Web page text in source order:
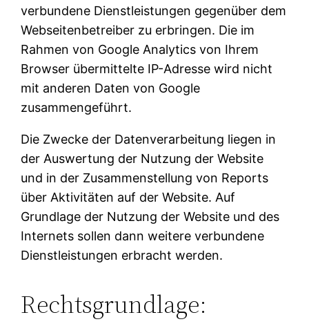
verbundene Dienstleistungen gegenüber dem
Webseitenbetreiber zu erbringen. Die im
Rahmen von Google Analytics von Ihrem
Browser übermittelte IP-Adresse wird nicht
mit anderen Daten von Google
zusammengeführt.
Die Zwecke der Datenverarbeitung liegen in
der Auswertung der Nutzung der Website
und in der Zusammenstellung von Reports
über Aktivitäten auf der Website. Auf
Grundlage der Nutzung der Website und des
Internets sollen dann weitere verbundene
Dienstleistungen erbracht werden.
Rechtsgrundlage: